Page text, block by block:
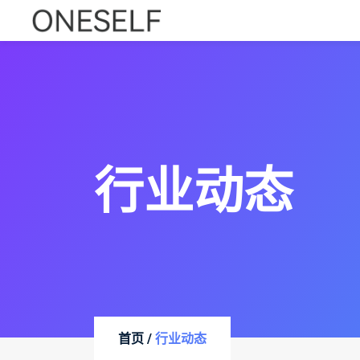
行业动态
首页 / 行业动态